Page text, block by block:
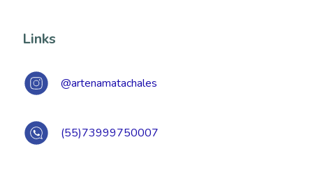
Links
@artenamatachales
(55)73999750007